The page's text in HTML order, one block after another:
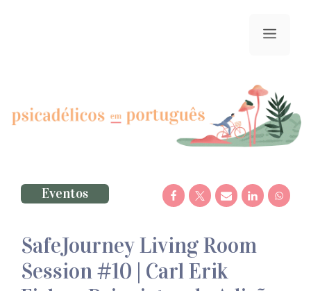
menu
Eventos
SafeJourney Living Room
Session #10 | Carl Erik